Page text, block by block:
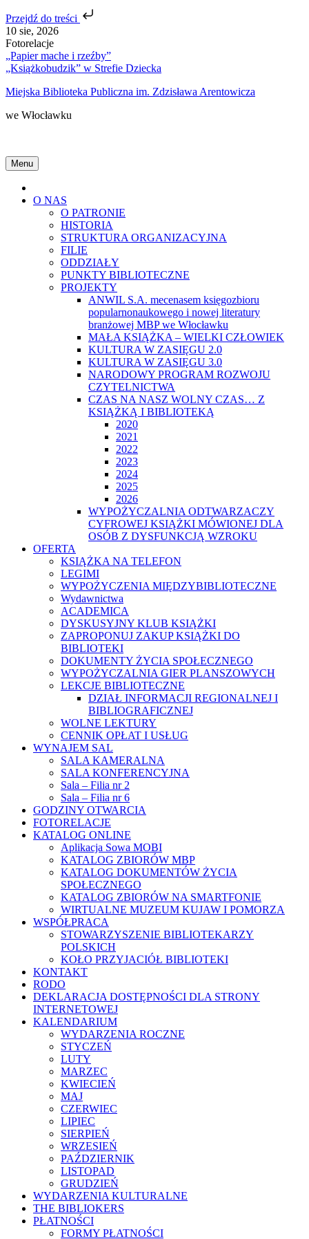
Przejdź do treści
Skip
to
content
10 sie, 2026
Fotorelacje
„Papier mache i rzeźby”
„Książkobudzik” w Strefie Dziecka
Miejska Biblioteka Publiczna im. Zdzisława Arentowicza
we Włocławku
Menu
O NAS
O PATRONIE
HISTORIA
STRUKTURA ORGANIZACYJNA
FILIE
ODDZIAŁY
PUNKTY BIBLIOTECZNE
PROJEKTY
ANWIL S.A. mecenasem księgozbioru
popularnonaukowego i nowej literatury
branżowej MBP we Włocławku
MAŁA KSIĄŻKA – WIELKI CZŁOWIEK
KULTURA W ZASIĘGU 2.0
KULTURA W ZASIĘGU 3.0
NARODOWY PROGRAM ROZWOJU
CZYTELNICTWA
CZAS NA NASZ WOLNY CZAS… Z
KSIĄŻKĄ I BIBLIOTEKĄ
2020
2021
2022
2023
2024
2025
2026
WYPOŻYCZALNIA ODTWARZACZY
CYFROWEJ KSIĄŻKI MÓWIONEJ DLA
OSÓB Z DYSFUNKCJĄ WZROKU
OFERTA
KSIĄŻKA NA TELEFON
LEGIMI
WYPOŻYCZENIA MIĘDZYBIBLIOTECZNE
Wydawnictwa
ACADEMICA
DYSKUSYJNY KLUB KSIĄŻKI
ZAPROPONUJ ZAKUP KSIĄŻKI DO
BIBLIOTEKI
DOKUMENTY ŻYCIA SPOŁECZNEGO
WYPOŻYCZALNIA GIER PLANSZOWYCH
LEKCJE BIBLIOTECZNE
DZIAŁ INFORMACJI REGIONALNEJ I
BIBLIOGRAFICZNEJ
WOLNE LEKTURY
CENNIK OPŁAT I USŁUG
WYNAJEM SAL
SALA KAMERALNA
SALA KONFERENCYJNA
Sala – Filia nr 2
Sala – Filia nr 6
GODZINY OTWARCIA
FOTORELACJE
KATALOG ONLINE
Aplikacja Sowa MOBI
KATALOG ZBIORÓW MBP
KATALOG DOKUMENTÓW ŻYCIA
SPOŁECZNEGO
KATALOG ZBIORÓW NA SMARTFONIE
WIRTUALNE MUZEUM KUJAW I POMORZA
WSPÓŁPRACA
STOWARZYSZENIE BIBLIOTEKARZY
POLSKICH
KOŁO PRZYJACIÓŁ BIBLIOTEKI
KONTAKT
RODO
DEKLARACJA DOSTĘPNOŚCI DLA STRONY
INTERNETOWEJ
KALENDARIUM
WYDARZENIA ROCZNE
STYCZEŃ
LUTY
MARZEC
KWIECIEŃ
MAJ
CZERWIEC
LIPIEC
SIERPIEŃ
WRZESIEŃ
PAŹDZIERNIK
LISTOPAD
GRUDZIEŃ
WYDARZENIA KULTURALNE
THE BIBLIOKERS
PŁATNOŚCI
FORMY PŁATNOŚCI